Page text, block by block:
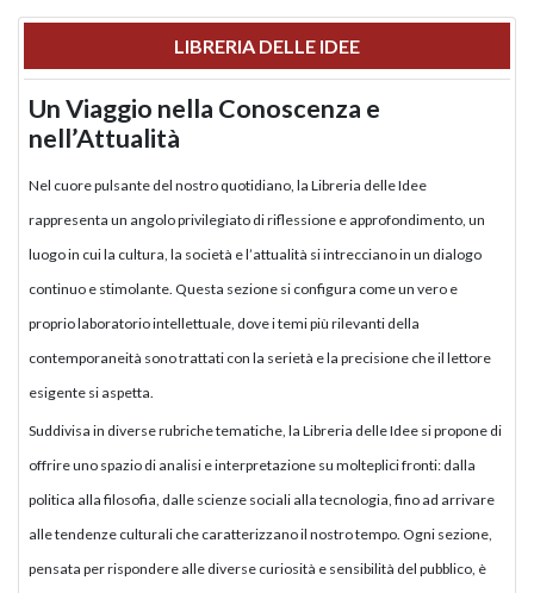
LIBRERIA DELLE IDEE
Un Viaggio nella Conoscenza e
nell’Attualità
Nel cuore pulsante del nostro quotidiano, la Libreria delle Idee
rappresenta un angolo privilegiato di riflessione e approfondimento, un
luogo in cui la cultura, la società e l’attualità si intrecciano in un dialogo
continuo e stimolante. Questa sezione si configura come un vero e
proprio laboratorio intellettuale, dove i temi più rilevanti della
contemporaneità sono trattati con la serietà e la precisione che il lettore
esigente si aspetta.
Suddivisa in diverse rubriche tematiche, la Libreria delle Idee si propone di
offrire uno spazio di analisi e interpretazione su molteplici fronti: dalla
politica alla filosofia, dalle scienze sociali alla tecnologia, fino ad arrivare
alle tendenze culturali che caratterizzano il nostro tempo. Ogni sezione,
pensata per rispondere alle diverse curiosità e sensibilità del pubblico, è